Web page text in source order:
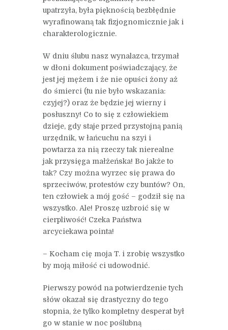
upatrzyła, była pięknością bezbłędnie
wyrafinowaną tak fizjognomicznie jak i
charakterologicznie.
W dniu ślubu nasz wynalazca, trzymał
w dłoni dokument poświadczający, że
jest jej mężem i że nie opuści żony aż
do śmierci (tu nie było wskazania:
czyjej?) oraz że będzie jej wierny i
posłuszny! Co to się z człowiekiem
dzieje, gdy staje przed przystojną panią
urzędnik, w łańcuchu na szyi i
powtarza za nią rzeczy tak nierealne
jak przysięga małżeńska! Bo jakże to
tak? Czy można wyrzec się prawa do
sprzeciwów, protestów czy buntów? On,
ten człowiek a mój gość – godził się na
wszystko. Ale! Proszę uzbroić się w
cierpliwość! Czeka Państwa
arcyciekawa pointa!
– Kocham cię moja T. i zrobię wszystko
by moją miłość ci udowodnić.
Pierwszy powód na potwierdzenie tych
słów okazał się drastyczny do tego
stopnia, że tylko kompletny desperat był
go w stanie w noc poślubną